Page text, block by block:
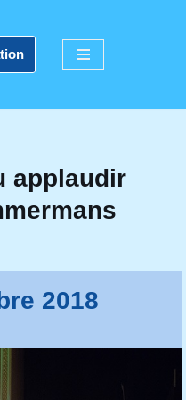
applaudir
2018